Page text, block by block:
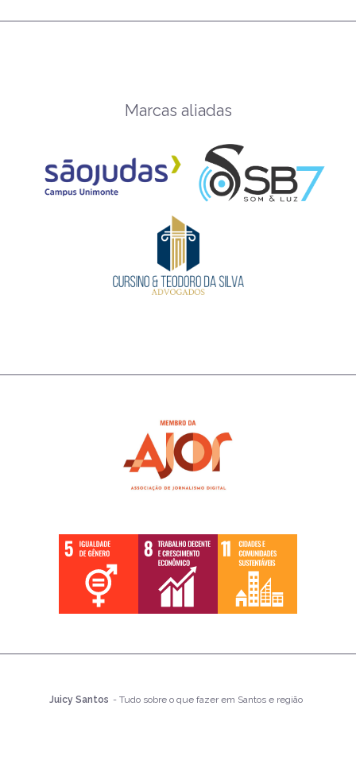
Marcas aliadas
Juicy Santos - Tudo sobre o que fazer em Santos e região